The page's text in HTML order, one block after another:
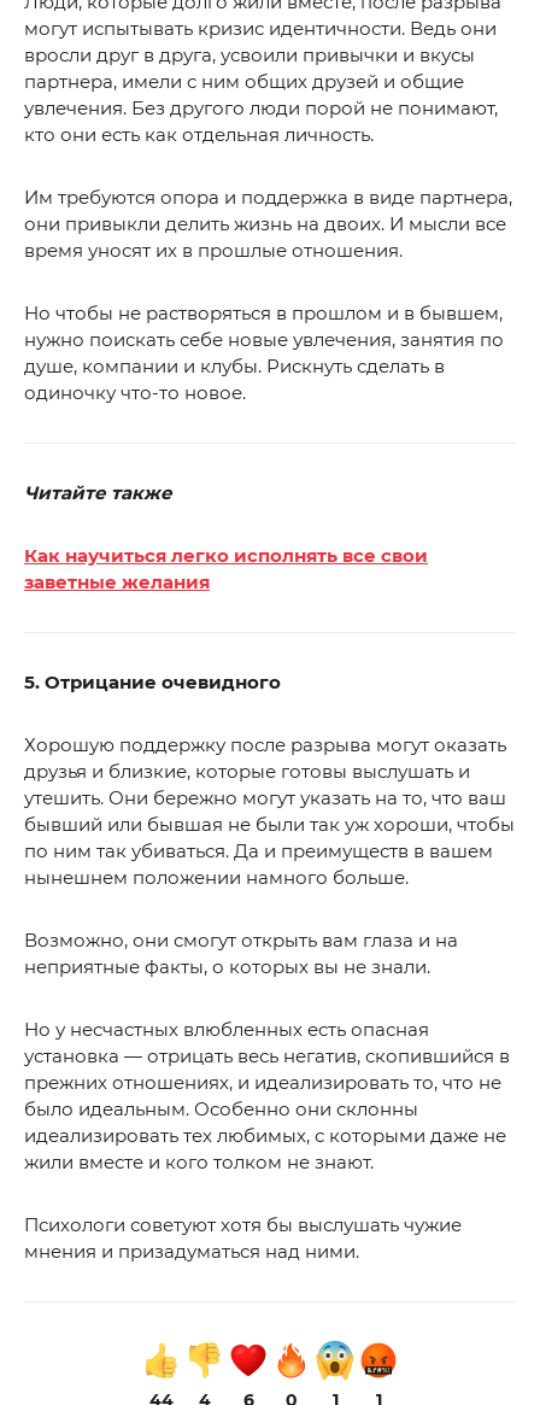
могут испытывать кризис идентичности. Ведь они
вросли друг в друга, усвоили привычки и вкусы
партнера, имели с ним общих друзей и общие
увлечения. Без другого люди порой не понимают,
кто они есть как отдельная личность.
Им требуются опора и поддержка в виде партнера,
они привыкли делить жизнь на двоих. И мысли все
время уносят их в прошлые отношения.
Но чтобы не растворяться в прошлом и в бывшем,
нужно поискать себе новые увлечения, занятия по
душе, компании и клубы. Рискнуть сделать в
одиночку что-то новое.
Читайте также
Как научиться легко исполнять все свои
заветные желания
5. Отрицание очевидного
Хорошую поддержку после разрыва могут оказать
друзья и близкие, которые готовы выслушать и
утешить. Они бережно могут указать на то, что ваш
бывший или бывшая не были так уж хороши, чтобы
по ним так убиваться. Да и преимуществ в вашем
нынешнем положении намного больше.
Возможно, они смогут открыть вам глаза и на
неприятные факты, о которых вы не знали.
Но у несчастных влюбленных есть опасная
установка — отрицать весь негатив, скопившийся в
прежних отношениях, и идеализировать то, что не
было идеальным. Особенно они склонны
идеализировать тех любимых, с которыми даже не
жили вместе и кого толком не знают.
Психологи советуют хотя бы выслушать чужие
мнения и призадуматься над ними.
44 4 6 0 1 1